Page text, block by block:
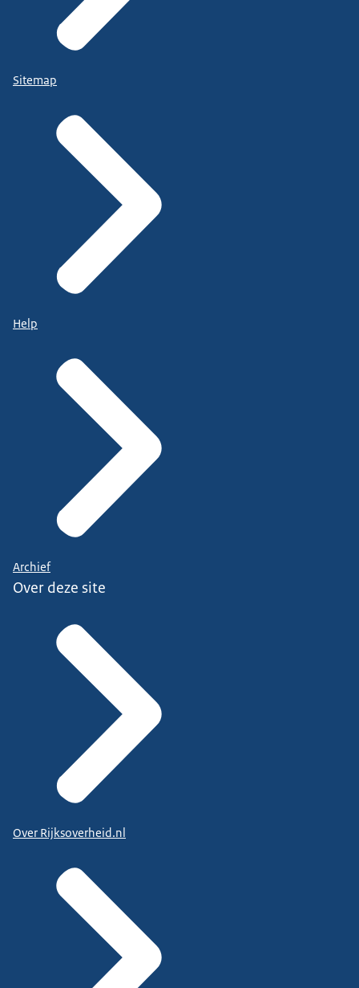
Sitemap
Help
Archief
Over deze site
Over Rijksoverheid.nl